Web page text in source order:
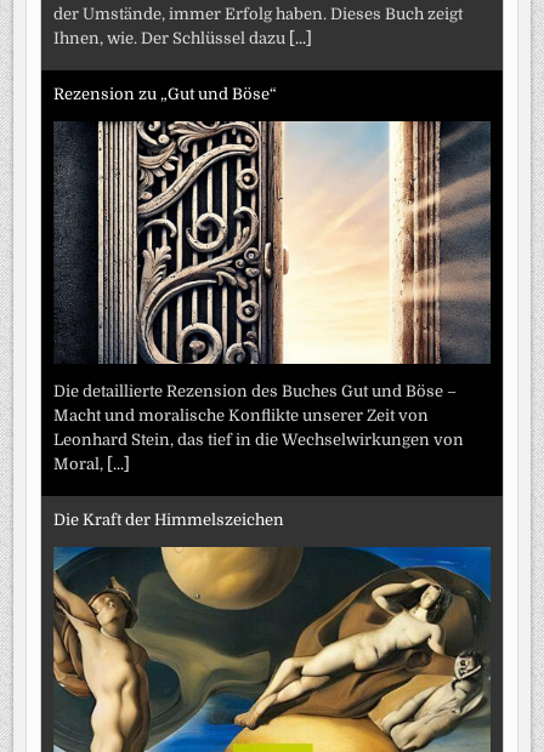
der Umstände, immer Erfolg haben. Dieses Buch zeigt
Ihnen, wie. Der Schlüssel dazu [...]
Rezension zu „Gut und Böse“
Die detaillierte Rezension des Buches Gut und Böse –
Macht und moralische Konflikte unserer Zeit von
Leonhard Stein, das tief in die Wechselwirkungen von
Moral, [...]
Die Kraft der Himmelszeichen